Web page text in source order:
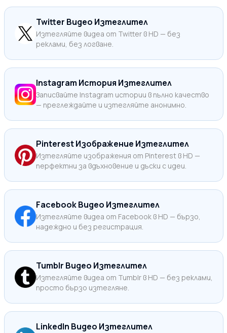
Twitter Видео Изтеглител
Изтегляйте видеа от Twitter в HD — без
реклами, без логване.
Instagram История Изтеглител
Записвайте Instagram истории в пълно качество
— преглеждайте и изтегляйте анонимно.
Pinterest Изображение Изтеглител
Изтегляйте изображения от Pinterest в HD —
перфектни за вдъхновение и дъски с идеи.
Facebook Видео Изтеглител
Изтегляйте видеа от Facebook в HD — бързо,
надеждно и без регистрация.
Tumblr Видео Изтеглител
Изтегляйте видеа от Tumblr в HD — без реклами,
просто бързо изтегляне.
LinkedIn Видео Изтеглител